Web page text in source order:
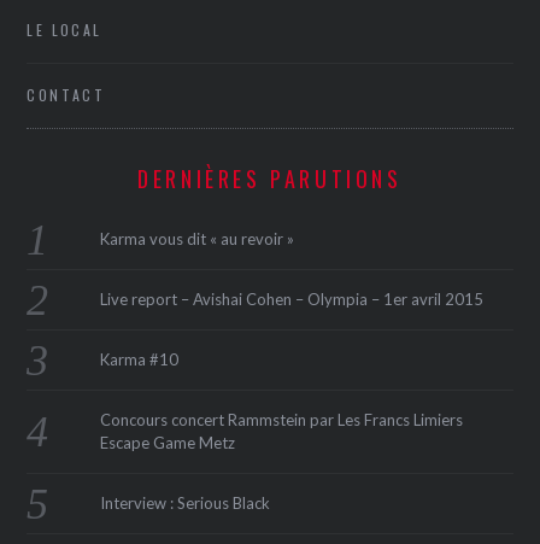
LE LOCAL
CONTACT
DERNIÈRES PARUTIONS
Karma vous dit « au revoir »
Live report – Avishai Cohen – Olympia – 1er avril 2015
Karma #10
Concours concert Rammstein par Les Francs Limiers
Escape Game Metz
Interview : Serious Black